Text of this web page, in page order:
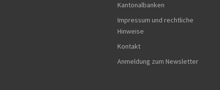
Kantonalbanken
Impressum und rechtliche
Hinweise
Kontakt
Anmeldung zum Newsletter